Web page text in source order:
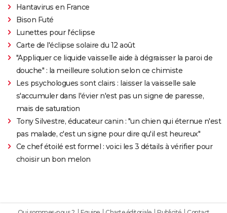
Hantavirus en France
Bison Futé
Lunettes pour l'éclipse
Carte de l'éclipse solaire du 12 août
"Appliquer ce liquide vaisselle aide à dégraisser la paroi de
douche" : la meilleure solution selon ce chimiste
Les psychologues sont clairs : laisser la vaisselle sale
s'accumuler dans l'évier n'est pas un signe de paresse,
mais de saturation
Tony Silvestre, éducateur canin : "un chien qui éternue n'est
pas malade, c'est un signe pour dire qu'il est heureux"
Ce chef étoilé est formel : voici les 3 détails à vérifier pour
choisir un bon melon